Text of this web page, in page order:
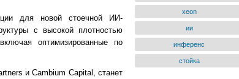
xeon
ии
инференс
стойка
для новой стоечной ИИ-
с высокой плотностью
оптимизированные по
и Cambium Capital, станет